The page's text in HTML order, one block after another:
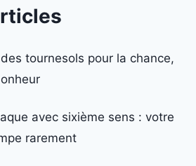
tournesols pour la chance,
avec sixième sens : votre
rarement